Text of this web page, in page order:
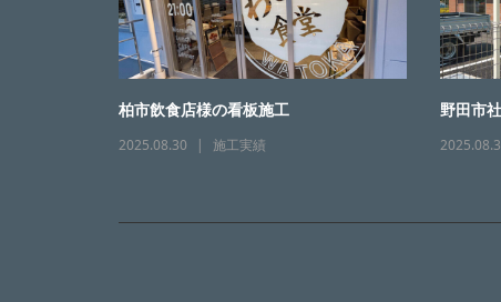
柏市飲食店様の看板施工
2025.08.30 施工実績
野田市